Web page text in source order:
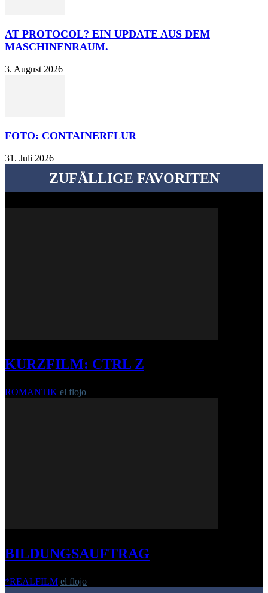
AT PROTOCOL? EIN UPDATE AUS DEM
MASCHINENRAUM.
3. August 2026
FOTO: CONTAINERFLUR
31. Juli 2026
ZUFÄLLIGE FAVORITEN
KURZFILM: CTRL Z
ROMANTIK el flojo
BILDUNGSAUFTRAG
*REALFILM el flojo